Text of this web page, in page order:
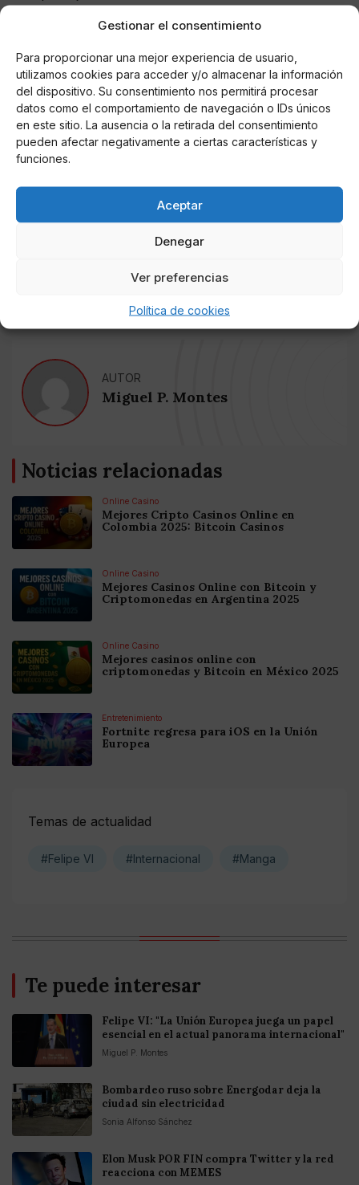
Gestionar el consentimiento
Para proporcionar una mejor experiencia de usuario,
utilizamos cookies para acceder y/o almacenar la información
del dispositivo. Su consentimiento nos permitirá procesar
datos como el comportamiento de navegación o IDs únicos
en este sitio. La ausencia o la retirada del consentimiento
pueden afectar negativamente a ciertas características y
funciones.
Aceptar
Denegar
Ver preferencias
Política de cookies
Los buques de la 1ª Escuadrilla fueron construidos en
Cartagena. A la primera serie pertenecen cuatro
cazaminas (Segura, Sella, Tambre y Turia) y dos a la
segunda (Duero y Tajo).
Son buques construidos en plástico reforzado con
fibra de vidrio (PRFV), lo que les proporciona una
resistencia al choque producido por las explosiones
submarinas. Su sistema de combate es de fabricación
íntegramente nacional y es de destacar su discreción
es excelente gracias a sus propulsores Voith
AUTOR
Miguel P. Montes
Noticias relacionadas
Online Casino
Mejores Cripto Casinos Online en
Colombia 2025: Bitcoin Casinos
Online Casino
Mejores Casinos Online con Bitcoin y
Criptomonedas en Argentina 2025
Online Casino
Mejores casinos online con
criptomonedas y Bitcoin en México 2025
Entretenimiento
Fortnite regresa para iOS en la Unión
Europea
Temas de actualidad
#Felipe VI #Internacional #Manga
Te puede interesar
Felipe VI: "La Unión Europea juega un papel
esencial en el actual panorama internacional"
Miguel P. Montes
Bombardeo ruso sobre Energodar deja la
ciudad sin electricidad
Sonia Alfonso Sánchez
Elon Musk POR FIN compra Twitter y la red
reacciona con MEMES